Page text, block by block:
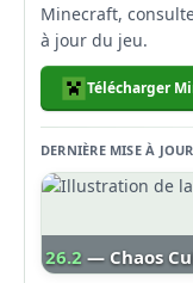
Minecraft,
à jour du jeu.
Télécharger
DERNIÈRE MISE À JOUR
26.2 — Chaos